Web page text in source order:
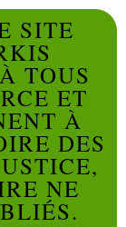
SITE
TOUS
ET
À
DES
NE